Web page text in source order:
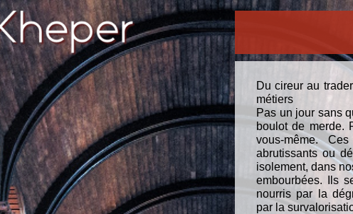
Du cireur au
métiers
Pas un jour sans
boulot de merde.
vous-même.
abrutissants ou
isolement, dans
embourbées. Ils
nourris par la
par la